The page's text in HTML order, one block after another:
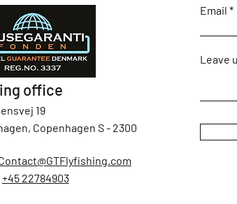
office
19
Copenhagen S - 2300
+45 22784903
Email
Leave